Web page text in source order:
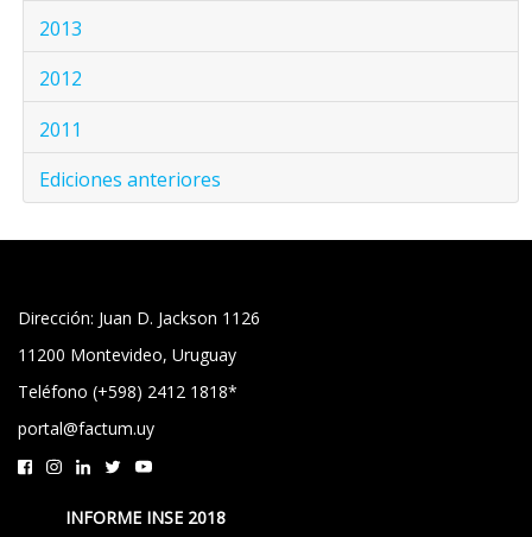
2013
2012
2011
Ediciones anteriores
Dirección: Juan D. Jackson 1126
11200 Montevideo, Uruguay
Teléfono (+598) 2412 1818*
portal@factum.uy
INFORME INSE 2018